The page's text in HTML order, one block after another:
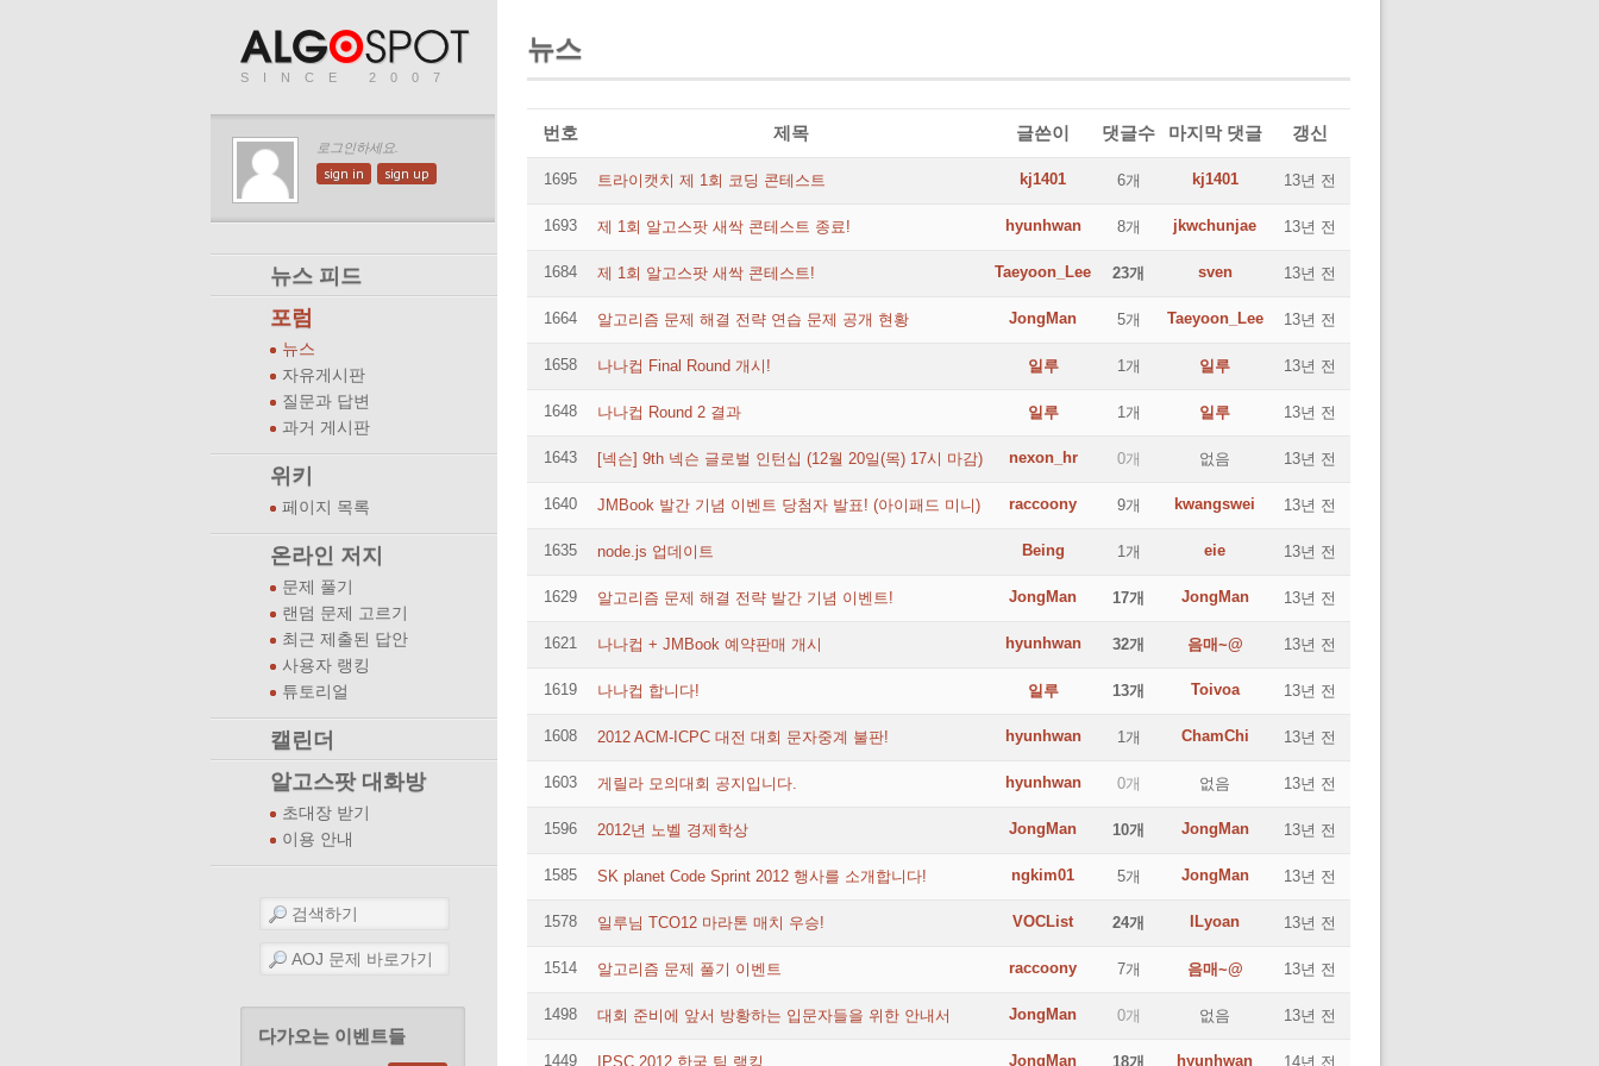
SINCE 2007
로그인하세요.
sign in sign up
뉴스 피드
포럼
뉴스
자유게시판
질문과 답변
과거 게시판
위키
페이지 목록
온라인 저지
문제 풀기
랜덤 문제 고르기
최근 제출된 답안
사용자 랭킹
튜토리얼
캘린더
알고스팟 대화방
초대장 받기
이용 안내
다가오는 이벤트들
뉴스
번호 제목 글쓴이 댓글수 마지막 댓글 갱신
1695 트라이캣치 제 1회 코딩 콘테스트 kj1401 6개 kj1401 13년 전
1693 제 1회 알고스팟 새싹 콘테스트 종료! hyunhwan 8개 jkwchunjae 13년 전
1684 제 1회 알고스팟 새싹 콘테스트! Taeyoon_Lee 23개 sven 13년 전
1664 알고리즘 문제 해결 전략 연습 문제 공개 현황 JongMan 5개 Taeyoon_Lee 13년 전
1658 나나컵 Final Round 개시! 일루 1개 일루 13년 전
1648 나나컵 Round 2 결과 일루 1개 일루 13년 전
1643 [넥슨] 9th 넥슨 글로벌 인턴십 (12월 20일(목) 17시 마감) nexon_hr 0개 없음 13년 전
1640 JMBook 발간 기념 이벤트 당첨자 발표! (아이패드 미니) raccoony 9개 kwangswei 13년 전
1635 node.js 업데이트 Being 1개 eie 13년 전
1629 알고리즘 문제 해결 전략 발간 기념 이벤트! JongMan 17개 JongMan 13년 전
1621 나나컵 + JMBook 예약판매 개시 hyunhwan 32개 음매~@ 13년 전
1619 나나컵 합니다! 일루 13개 Toivoa 13년 전
1608 2012 ACM-ICPC 대전 대회 문자중계 불판! hyunhwan 1개 ChamChi 13년 전
1603 게릴라 모의대회 공지입니다. hyunhwan 0개 없음 13년 전
1596 2012년 노벨 경제학상 JongMan 10개 JongMan 13년 전
1585 SK planet Code Sprint 2012 행사를 소개합니다! ngkim01 5개 JongMan 13년 전
1578 일루님 TCO12 마라톤 매치 우승! VOCList 24개 ILyoan 13년 전
1514 알고리즘 문제 풀기 이벤트 raccoony 7개 음매~@ 13년 전
1498 대회 준비에 앞서 방황하는 입문자들을 위한 안내서 JongMan 0개 없음 13년 전
1449 IPSC 2012 한국 팀 랭킹 JongMan 18개 hyunhwan 14년 전